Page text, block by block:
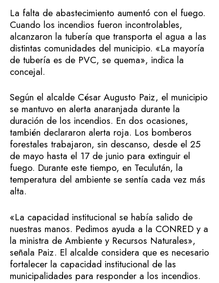
La falta de abastecimiento aumentó con el fuego.
Cuando los incendios fueron incontrolables,
alcanzaron la tubería que transporta el agua a las
distintas comunidades del municipio. «La mayoría
de tubería es de PVC, se quema», indica la
concejal.
Según el alcalde César Augusto Paiz, el municipio
se mantuvo en alerta anaranjada durante la
duración de los incendios. En dos ocasiones,
también declararon alerta roja. Los bomberos
forestales trabajaron, sin descanso, desde el 25
de mayo hasta el 17 de junio para extinguir el
fuego. Durante este tiempo, en Teculután, la
temperatura del ambiente se sentía cada vez más
alta.
«La capacidad institucional se había salido de
nuestras manos. Pedimos ayuda a la CONRED y a
la ministra de Ambiente y Recursos Naturales»,
señala Paiz. El alcalde considera que es necesario
fortalecer la capacidad institucional de las
municipalidades para responder a los incendios.